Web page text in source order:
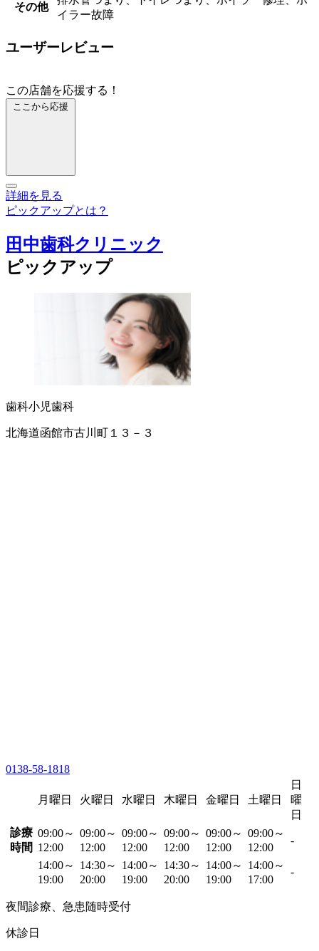
その他
イラー故障
ユーザーレビュー
この店舗を応援する！
ここから応援
詳細を見る
ピックアップとは？
田中歯科クリニック
ピックアップ
歯科小児歯科
北海道函館市古川町１３－３
0138-58-1818
月曜日 火曜日 水曜日 木曜日 金曜日 土曜日
日
曜
日
診療
時間
09:00～
12:00
09:00～
12:00
09:00～
12:00
09:00～
12:00
09:00～
12:00
09:00～
12:00
-
14:00～
19:00
14:30～
20:00
14:00～
19:00
14:30～
20:00
14:00～
19:00
14:00～
17:00
-
夜間診療、急患随時受付
休診日